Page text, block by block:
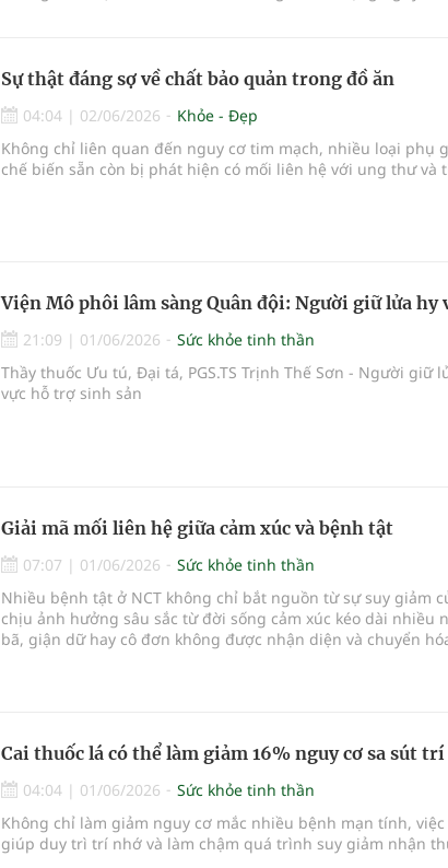
Sự thật đáng sợ về chất bảo quản trong đồ ăn
04:04 | 02/06/2026
Khỏe - Đẹp
Không chỉ liên quan đến nguy cơ tim mạch, nhiều loại phụ
chế biến sẵn còn bị phát hiện có mối liên hệ với ung thư và
Viện Mô phôi lâm sàng Quân đội: Người giữ lửa hy
21:09 | 01/06/2026
Sức khỏe tinh thần
Thầy thuốc Ưu tú, Đại tá, PGS.TS Trịnh Thế Sơn - Người giữ
vực hỗ trợ sinh sản
Giải mã mối liên hệ giữa cảm xúc và bệnh tật
07:07 | 01/06/2026
Sức khỏe tinh thần
Nhiều bệnh tật ở NCT không chỉ bắt nguồn từ sự suy giảm
chịu ảnh hưởng sâu sắc từ đời sống cảm xúc kéo dài nhiều
bã, giận dữ hay cô đơn không được nhận diện và chuyển
Cai thuốc lá có thể làm giảm 16% nguy cơ sa sút
04:04 | 01/06/2026
Sức khỏe tinh thần
Không chỉ làm giảm nguy cơ mắc nhiều bệnh mạn tính,
giúp duy trì trí nhớ và làm chậm quá trình suy giảm nhận